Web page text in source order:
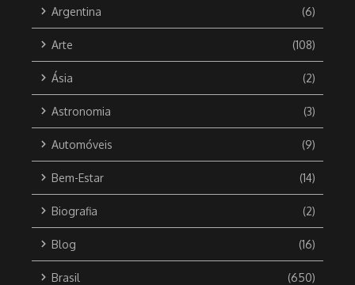
Argentina (6)
Arte (108)
Ásia (2)
Astronomia (3)
Automóveis (9)
Bem-Estar (14)
Biografia (2)
Blog (16)
Brasil (650)